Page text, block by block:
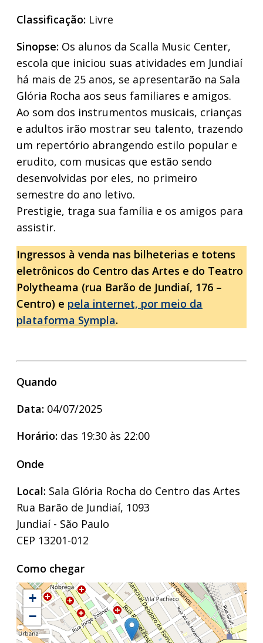
Classificação: Livre
Sinopse: Os alunos da Scalla Music Center,
escola que iniciou suas atividades em Jundiaí
há mais de 25 anos, se apresentarão na Sala
Glória Rocha aos seus familiares e amigos.
Ao som dos instrumentos musicais, crianças
e adultos irão mostrar seu talento, trazendo
um repertório abrangendo estilo popular e
erudito, com musicas que estão sendo
desenvolvidas por eles, no primeiro
semestre do ano letivo.
Prestigie, traga sua família e os amigos para
assistir.
Ingressos à venda nas bilheterias e totens
eletrônicos do Centro das Artes e do Teatro
Polytheama (rua Barão de Jundiaí, 176 –
Centro) e pela internet, por meio da
plataforma Sympla.
Quando
Data: 04/07/2025
Horário: das 19:30 às 22:00
Onde
Local: Sala Glória Rocha do Centro das Artes
Rua Barão de Jundiaí, 1093
Jundiaí - São Paulo
CEP 13201-012
Como chegar
+
−